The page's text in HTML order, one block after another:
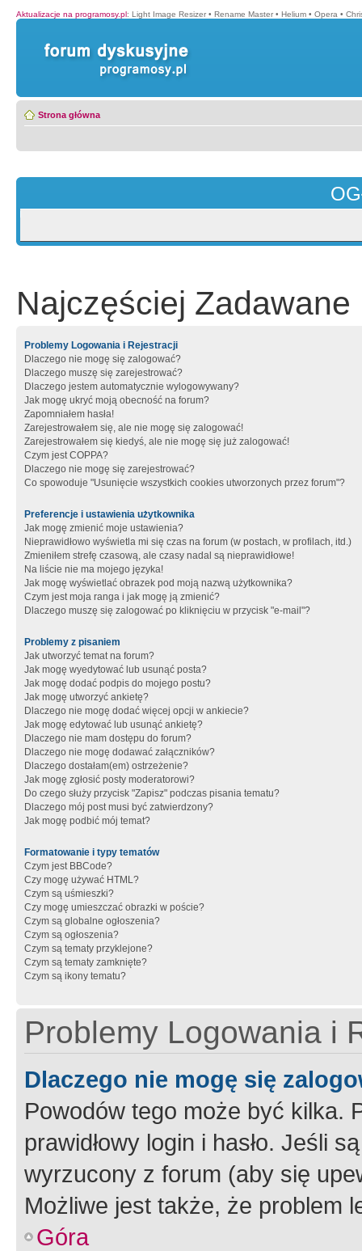
Aktualizacje na programosy.pl: Light Image Resizer • Rename Master • Helium • Opera •
Strona główna
Najczęściej Zadawane
Problemy Logowania i Rejestracji
Dlaczego nie mogę się zalogować?
Dlaczego muszę się zarejestrować?
Dlaczego jestem automatycznie wylogowywany?
Jak mogę ukryć moją obecność na forum?
Zapomniałem hasła!
Zarejestrowałem się, ale nie mogę się zalogować!
Zarejestrowałem się kiedyś, ale nie mogę się już zalogować!
Czym jest COPPA?
Dlaczego nie mogę się zarejestrować?
Co spowoduje "Usunięcie wszystkich cookies utworzonych przez forum"?
Preferencje i ustawienia użytkownika
Jak mogę zmienić moje ustawienia?
Nieprawidłowo wyświetla mi się czas na forum (w postach, w profilach, itd.)
Zmieniłem strefę czasową, ale czasy nadal są nieprawidłowe!
Na liście nie ma mojego języka!
Jak mogę wyświetlać obrazek pod moją nazwą użytkownika?
Czym jest moja ranga i jak mogę ją zmienić?
Dlaczego muszę się zalogować po kliknięciu w przycisk "e-mail"?
Problemy z pisaniem
Jak utworzyć temat na forum?
Jak mogę wyedytować lub usunąć posta?
Jak mogę dodać podpis do mojego postu?
Jak mogę utworzyć ankietę?
Dlaczego nie mogę dodać więcej opcji w ankiecie?
Jak mogę edytować lub usunąć ankietę?
Dlaczego nie mam dostępu do forum?
Dlaczego nie mogę dodawać załączników?
Dlaczego dostałam(em) ostrzeżenie?
Jak mogę zgłosić posty moderatorowi?
Do czego służy przycisk "Zapisz" podczas pisania tematu?
Dlaczego mój post musi być zatwierdzony?
Jak mogę podbić mój temat?
Formatowanie i typy tematów
Czym jest BBCode?
Czy mogę używać HTML?
Czym są uśmieszki?
Czy mogę umieszczać obrazki w poście?
Czym są globalne ogłoszenia?
Czym są ogłoszenia?
Czym są tematy przyklejone?
Czym są tematy zamknięte?
Czym są ikony tematu?
Problemy Logowania i
Dlaczego nie mogę się
Powodów tego może być kilka.
prawidłowy login i hasło. Jeśli
wyrzucony z forum (aby się
Możliwe jest także, że problem
Góra